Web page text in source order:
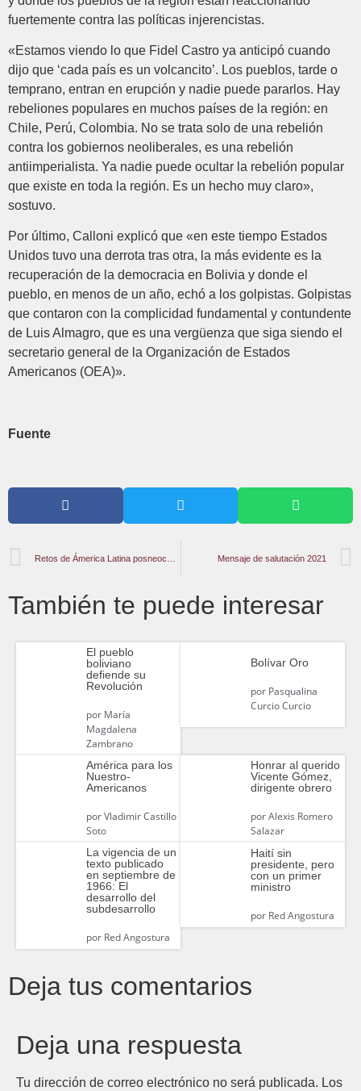
fuertemente contra las políticas injerencistas.
«Estamos viendo lo que Fidel Castro ya anticipó cuando
dijo que ‘cada país es un volcancito’. Los pueblos, tarde o
temprano, entran en erupción y nadie puede pararlos. Hay
rebeliones populares en muchos países de la región: en
Chile, Perú, Colombia. No se trata solo de una rebelión
contra los gobiernos neoliberales, es una rebelión
antiimperialista. Ya nadie puede ocultar la rebelión popular
que existe en toda la región. Es un hecho muy claro»,
sostuvo.
Por último, Calloni explicó que «en este tiempo Estados
Unidos tuvo una derrota tras otra, la más evidente es la
recuperación de la democracia en Bolivia y donde el
pueblo, en menos de un año, echó a los golpistas. Golpistas
que contaron con la complicidad fundamental y contundente
de Luis Almagro, que es una vergüenza que siga siendo el
secretario general de la Organización de Estados
Americanos (OEA)».
Fuente
Mensaje de salutación 2021
También te puede interesar
El pueblo
boliviano
defiende su
Revolución
porMaría
Magdalena
Zambrano
Bolívar Oro
porPasqualina
Curcio Curcio
América para los
Nuestro-
Americanos
porVladimir Castillo
Soto
Honrar al querido
Vicente Gómez,
dirigente obrero
porAlexis Romero
Salazar
La vigencia de un
texto publicado
en septiembre de
1966: El
desarrollo del
subdesarrollo
porRed Angostura
Haití sin
presidente, pero
con un primer
ministro
porRed Angostura
Deja tus comentarios
Deja una respuesta
Tu dirección de correo electrónico no será publicada. Los